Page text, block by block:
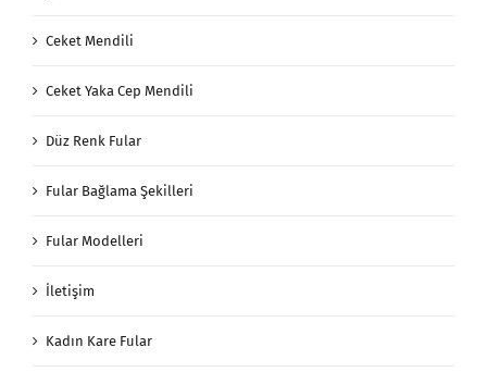
Ceket Mendili
Ceket Yaka Cep Mendili
Düz Renk Fular
Fular Bağlama Şekilleri
Fular Modelleri
İletişim
Kadın Kare Fular